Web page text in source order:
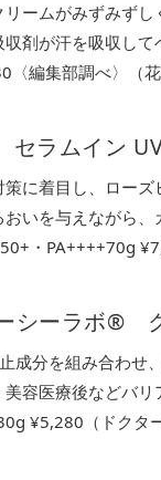
ームがみずみず
剤が汗を吸収し
編集部調べ〉（花
ラムイン
に着目し、ロー
いを与えながら
・PA++++70g
シーラボ®
成分を組み合わせ
容医療後などバ
¥5,280（ドクタ